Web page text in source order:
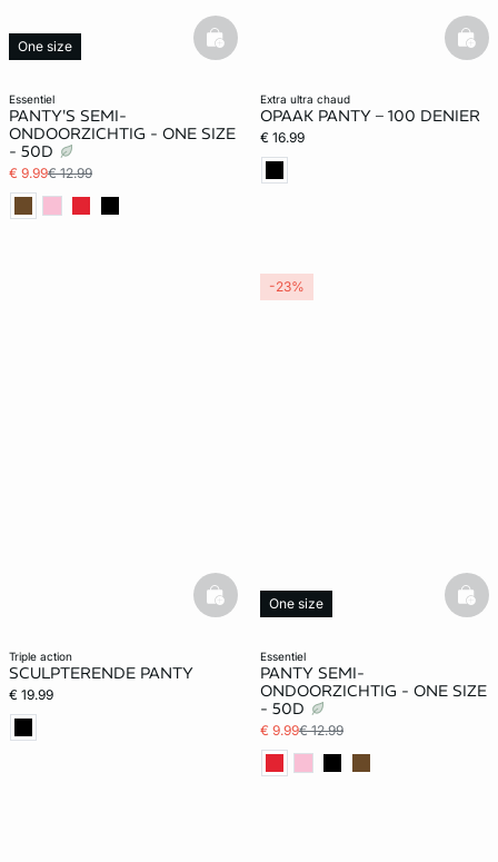
essentiel
PANTY'S SEMI-
ONDOORZICHTIG - ONE SIZE
- 50D
€ 9.99€ 12.99
One size basketfull
extra ultra chaud
OPAAK PANTY – 100 DENIER
€ 16.99
triple action
SCULPTERENDE PANTY
€ 19.99
basketfull
essentiel
PANTY SEMI-
ONDOORZICHTIG - ONE SIZE
- 50D
€ 9.99€ 12.99
One size
-23%